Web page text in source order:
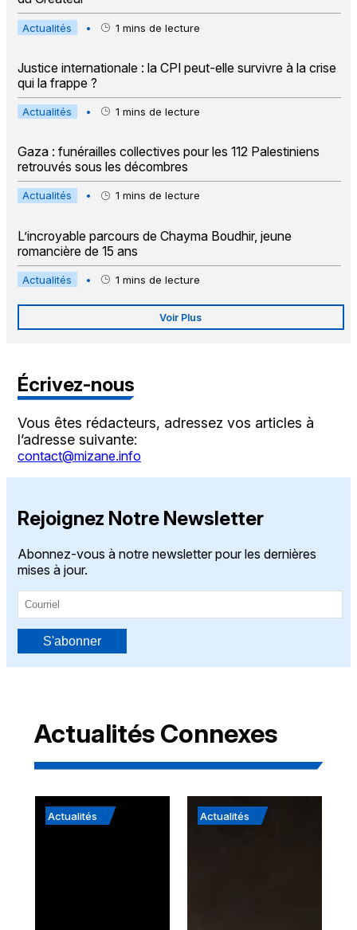
Actualités • 1 mins de lecture
Justice internationale : la CPI peut-elle survivre à la crise
qui la frappe ?
Actualités • 1 mins de lecture
Gaza : funérailles collectives pour les 112 Palestiniens
retrouvés sous les décombres
Actualités • 1 mins de lecture
L’incroyable parcours de Chayma Boudhir, jeune
romancière de 15 ans
Actualités • 1 mins de lecture
Voir Plus
Écrivez-nous
Vous êtes rédacteurs, adressez vos articles à
l’adresse suivante:
contact@mizane.info
Rejoignez Notre Newsletter
Abonnez-vous à notre newsletter pour les dernières
mises à jour.
S'abonner
Actualités Connexes
Actualités Actualités